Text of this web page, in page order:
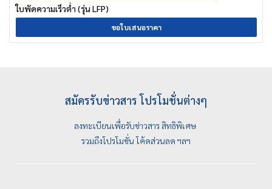
ใบพัดความเร็วต่ำ (รุ่น LFP)
ขอใบเสนอราคา
สมัครรับข่าวสาร โปรโมชั่นต่างๆ
ลงทะเบียนเพื่อรับข่าวสาร สิทธิพิเศษ
รวมถึงโปรโมชั่น โค้ดส่วนลด ฯลฯ